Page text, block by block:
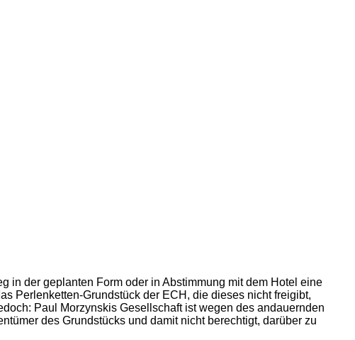
in der geplanten Form oder in Abstimmung mit dem Hotel eine
Perlenketten-Grundstück der ECH, die dieses nicht freigibt,
Paul Morzynskis Gesellschaft ist wegen des andauernden
des Grundstücks und damit nicht berechtigt, darüber zu